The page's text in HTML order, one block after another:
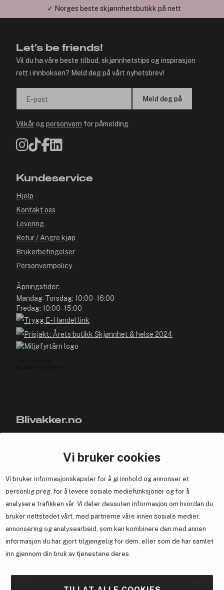
Vi bruker cookies
Vi bruker informasjonskapsler for å gi innhold og annonser et
personlig preg, for å levere sosiale mediefunksjoner og for å
analysere trafikken vår. Vi deler dessuten informasjon om hvordan du
bruker nettstedet vårt, med partnerne våre innen sosiale medier,
annonsering og analysearbeid, som kan kombinere den med annen
informasjon du har gjort tilgjengelig for dem, eller som de har samlet
inn gjennom din bruk av tjenestene deres.
✓ Årets Nettbutikk 2026 og 2025
Let's be friends!
Vil du ha våre beste tilbud, skjønnhetstips og inspirasjon
rett i innboksen? Meld deg på vårt nyhetsbrev!
E-post Meld deg på
Vilkårogpersonvern for påmelding
Kundeservice
Hjelp
Kontakt oss
Levering
Retur / Angre kjøp
Brukerbetingelser
Personvernpolicy
Åpningstider:
Mandag–Torsdag: 10:00–16:00
Fredag: 10:00–15:00
Blivakker.no
Bli medlem helt gratis - få poeng og eksklusive rabattkoder.
Samarbeid med oss
En del avBrandsdal Group AS
her.